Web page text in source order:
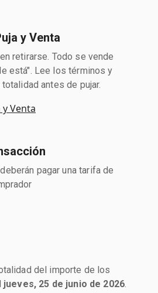
y Venta
retirarse. Todo se vende
está". Lee los términos y
antes de pujar.
Venta
pagar una tarifa de
del importe de los
jueves, 25 de junio de 2026